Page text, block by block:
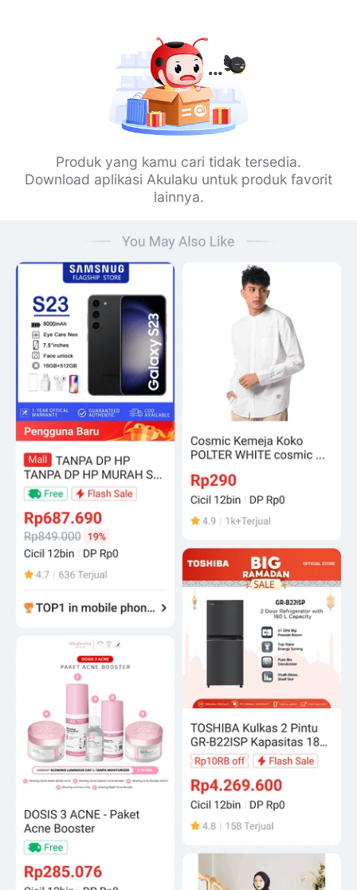
Produk yang kamu cari tidak tersedia.
Download aplikasi Akulaku untuk produk favorit
lainnya.